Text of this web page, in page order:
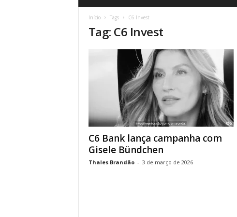
Início Tags C6 Invest
Tag: C6 Invest
C6 Bank lança campanha com
Gisele Bündchen
Thales Brandão - 3 de março de 2026